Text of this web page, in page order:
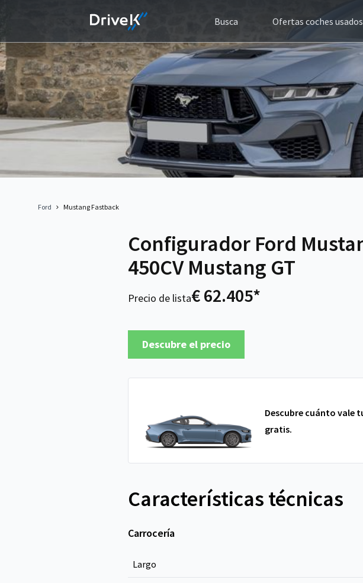
Busca Ofertas coches usados
Ford Mustang Fastback
Configurador Ford
450CV Mustang GT
Precio de lista€ 62.405*
Descubre el precio
Descubre cuánto vale
gratis.
Características técnicas
Carrocería
Largo